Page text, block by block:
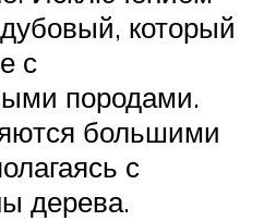
который
с
породами.
большими
с
дерева.